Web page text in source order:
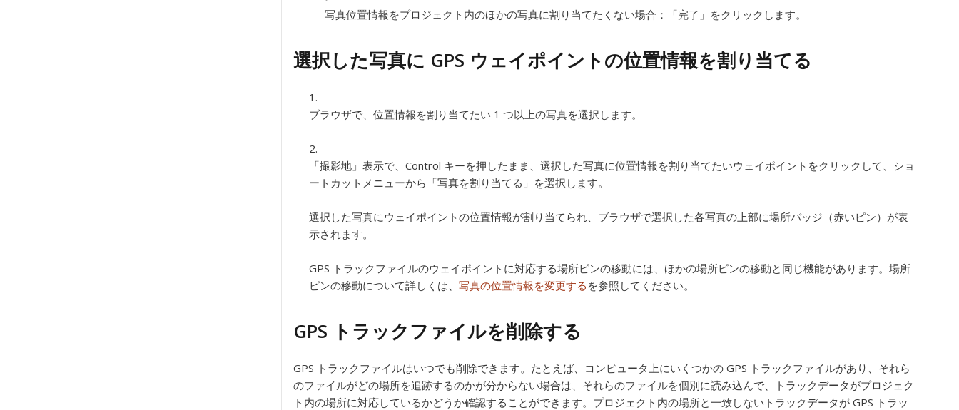
写真位置情報をプロジェクト内のほかの写真に割り当てたくない場合： 「完了」をクリックします。
選択した写真に GPS ウェイポイントの位置情報を割り当てる
ブラウザで、位置情報を割り当てたい 1 つ以上の写真を選択します。
「撮影地」表示で、Control キーを押したまま、選択した写真に位置情報を割り当てたいウェイポイントをクリックして、ショ
ートカットメニューから「写真を割り当てる」を選択します。
選択した写真にウェイポイントの位置情報が割り当てられ、ブラウザで選択した各写真の上部に場所バッジ（赤いピン）が表
示されます。
GPS トラックファイルのウェイポイントに対応する場所ピンの移動には、ほかの場所ピンの移動と同じ機能があります。場所
ピンの移動について詳しくは、 写真の位置情報を変更する を参照してください。
GPS トラックファイルを削除する
GPS トラックファイルはいつでも削除できます。たとえば、コンピュータ上にいくつかの GPS トラックファイルがあり、それら
のファイルがどの場所を追跡するのかが分からない場合は、それらのファイルを個別に読み込んで、トラックデータがプロジェク
ト内の場所に対応しているかどうか確認することができます。プロジェクト内の場所と一致しないトラックデータが GPS トラッ